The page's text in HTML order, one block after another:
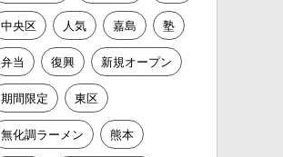
中央区 人気 嘉島 塾
弁当 復興 新規オープン
期間限定 東区
無化調ラーメン 熊本